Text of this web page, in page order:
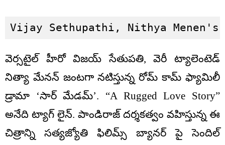
Vijay Sethupathi, Nithya
వెర్సటైల్ హీరో విజయ్ సేతుపతి, వెరీ ట్యాలెంటెడ్
నిత్యా మేనన్‌ జంటగా నటిస్తున్న రోమ్ కామ్ ఫ్యామిలీ
డ్రామా ‘సార్‌ మేడమ్‌’. “A Rugged Love Story”
అనేది ట్యాగ్ లైన్‌. పాండిరాజ్‌ దర్శకత్వం వహిస్తున్న ఈ
చిత్రాన్ని సత్యజ్యోతి ఫిలిమ్స్‌ బ్యానర్ పై సెందిల్